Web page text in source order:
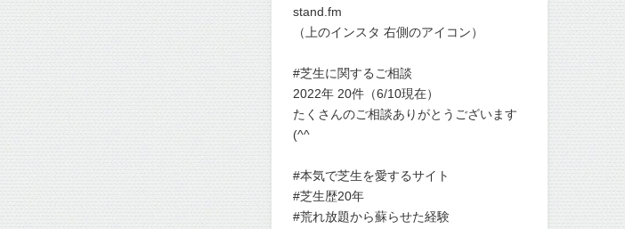
stand.fm
（上のインスタ 右側のアイコン）
#芝生に関するご相談
2022年 20件（6/10現在）
たくさんのご相談ありがとうございます
(^^
#本気で芝生を愛するサイト
#芝生歴20年
#荒れ放題から蘇らせた経験